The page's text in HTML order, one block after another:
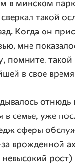
в минском
такой
Когда он
мне
помните, такой
в свое
семье, уже
сферы
врожденной